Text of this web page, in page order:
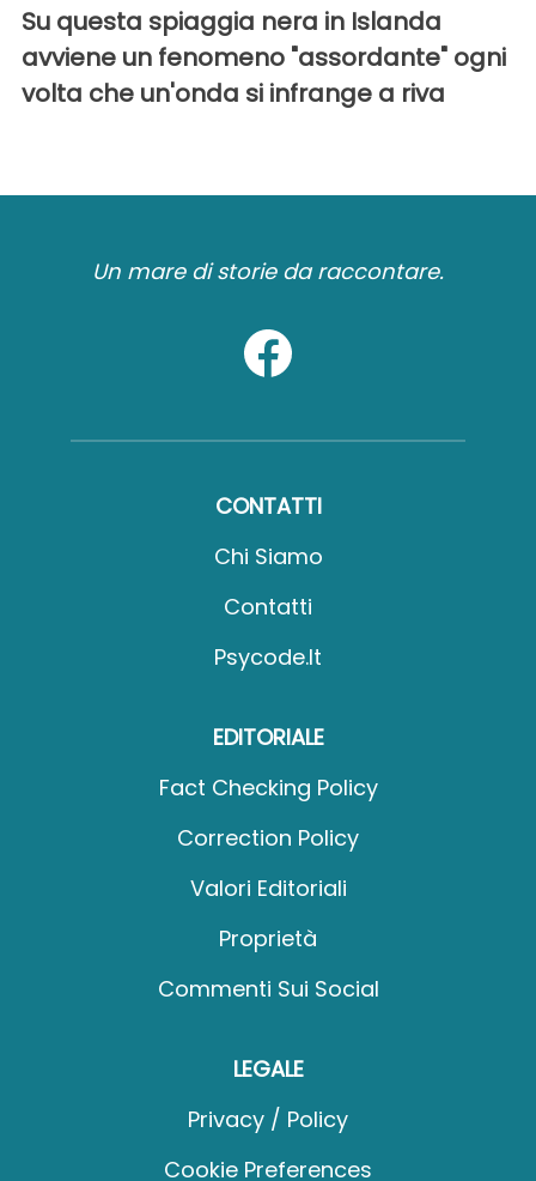
Su questa spiaggia nera in Islanda
avviene un fenomeno "assordante" ogni
volta che un'onda si infrange a riva
Un mare di storie da raccontare.
CONTATTI
Chi Siamo
Contatti
Psycode.it
EDITORIALE
Fact Checking Policy
Correction Policy
Valori Editoriali
Proprietà
Commenti Sui Social
LEGALE
Privacy / Policy
Cookie Preferences